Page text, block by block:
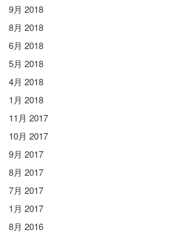
9月 2018
8月 2018
6月 2018
5月 2018
4月 2018
1月 2018
11月 2017
10月 2017
9月 2017
8月 2017
7月 2017
1月 2017
8月 2016